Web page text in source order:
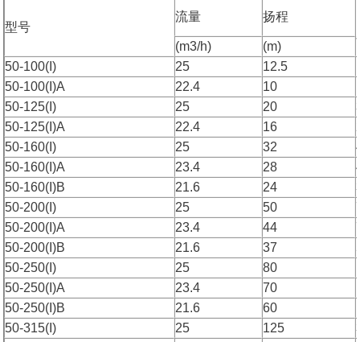
型号
流量 扬程
(m3/h)
(m)
50-100(I)
25 12.5
50-100(I)A
22.4 10
50-125(I)
25 20
50-125(I)A
22.4 16
50-160(I)
25 32
50-160(I)A
23.4 28
50-160(I)B
21.6 24
50-200(I)
25 50
50-200(I)A
23.4 44
50-200(I)B
21.6 37
50-250(I)
25 80
50-250(I)A
23.4 70
50-250(I)B
21.6 60
50-315(I)
25 125